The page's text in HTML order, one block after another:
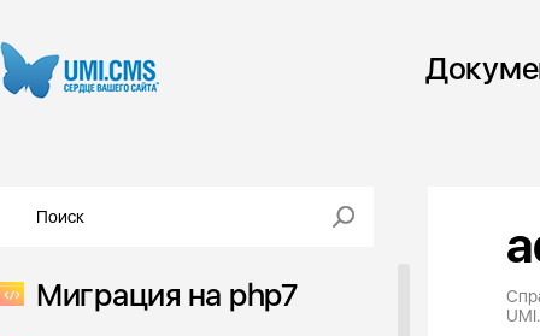
Миграция на php7